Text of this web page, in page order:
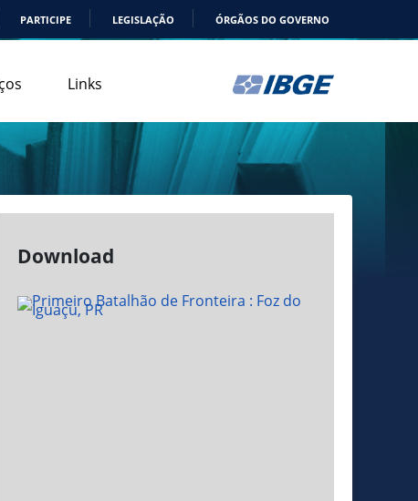
PARTICIPE LEGISLAÇÃO ÓRGÃOS DO GOVERNO
Links
Download